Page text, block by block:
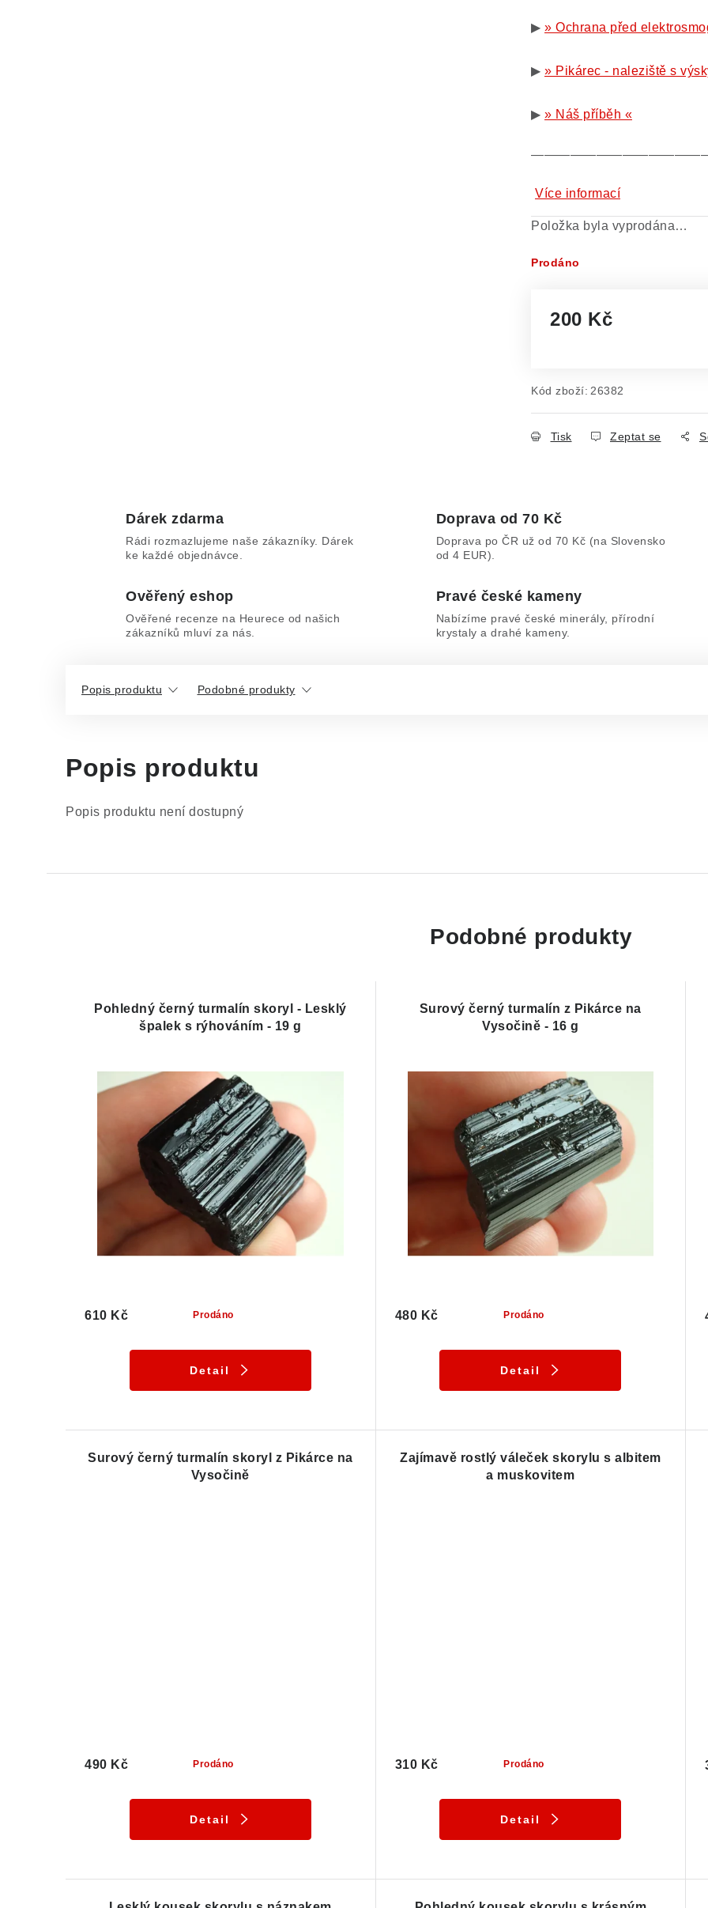
▶ » Ochrana před
▶ » Pikárec - naleziště s
▶ » Náš příběh «
Více informací
Položka byla vyprodána…
Prodáno
200 Kč
Kód zboží: 26382
Tisk Zeptat se
Dárek zdarma
Rádi rozmazlujeme naše zákazníky. Dárek
ke každé objednávce.
Doprava od 70 Kč
Doprava po ČR už od 70 Kč (na Slovensko
od 4 EUR).
Ověřený eshop
Ověřené recenze na Heurece od našich
zákazníků mluví za nás.
Pravé české kameny
Nabízíme pravé české minerály, přírodní
krystaly a drahé kameny.
Popis produktu Podobné produkty
Popis produktu
Popis produktu není dostupný
Podobné produkty
Pohledný černý turmalín skoryl - Lesklý
špalek s rýhováním - 19 g
Prodáno
610 Kč
Detail
Surový černý turmalín z Pikárce na
Vysočině - 16 g
Prodáno
480 Kč
Detail
Surový černý turmalín skoryl z Pikárce na
Vysočině
Prodáno
490 Kč
Detail
Zajímavě rostlý váleček skorylu s albitem
a muskovitem
Prodáno
310 Kč
Detail